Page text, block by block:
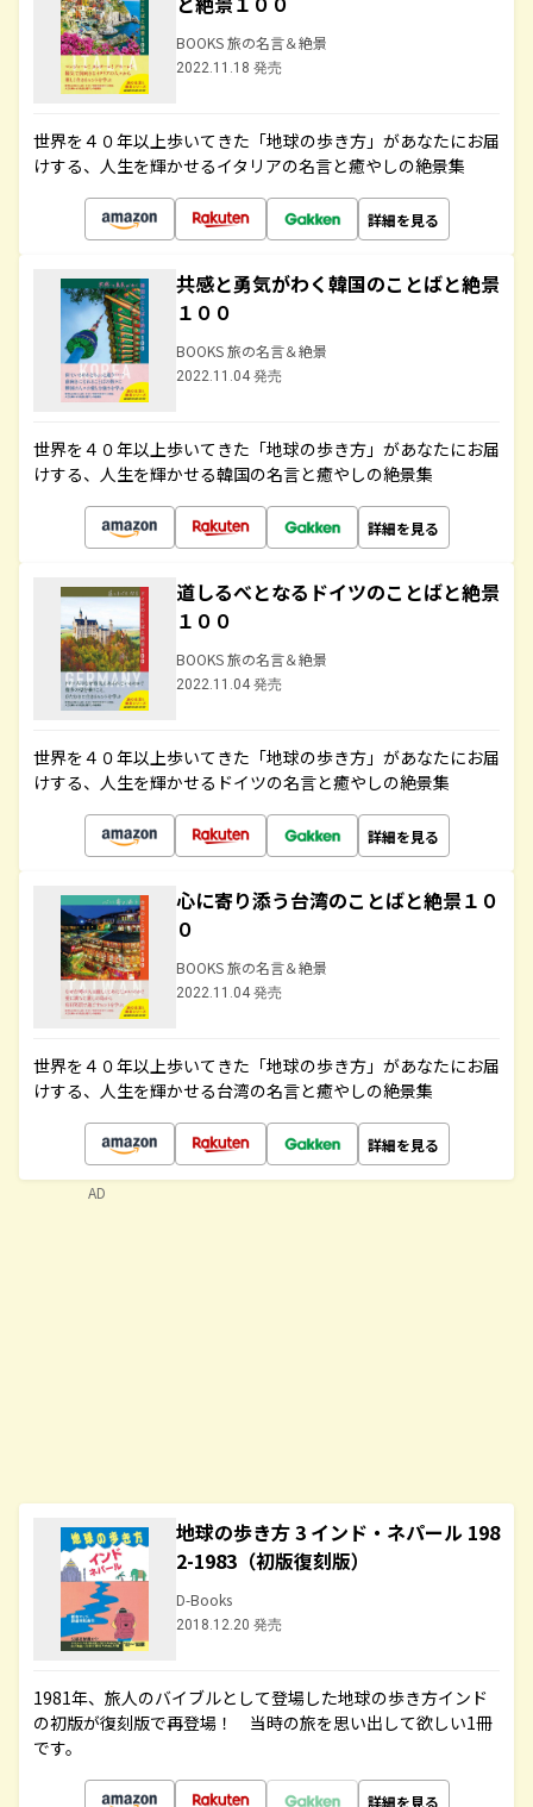
BOOKS 旅の名言＆絶景
2022.11.18 発売
世界を４０年以上歩いてきた「地球の歩き方」があなたにお届
けする、人生を輝かせるイタリアの名言と癒やしの絶景集
詳細を見る
共感と勇気がわく韓国のことばと絶景
１００
BOOKS 旅の名言＆絶景
2022.11.04 発売
世界を４０年以上歩いてきた「地球の歩き方」があなたにお届
けする、人生を輝かせる韓国の名言と癒やしの絶景集
詳細を見る
道しるべとなるドイツのことばと絶景
１００
BOOKS 旅の名言＆絶景
2022.11.04 発売
世界を４０年以上歩いてきた「地球の歩き方」があなたにお届
けする、人生を輝かせるドイツの名言と癒やしの絶景集
詳細を見る
心に寄り添う台湾のことばと絶景１０
０
BOOKS 旅の名言＆絶景
2022.11.04 発売
世界を４０年以上歩いてきた「地球の歩き方」があなたにお届
けする、人生を輝かせる台湾の名言と癒やしの絶景集
詳細を見る
地球の歩き方 3 インド・ネパール 198
2-1983（初版復刻版）
D-Books
2018.12.20 発売
1981年、旅人のバイブルとして登場した地球の歩き方インド
の初版が復刻版で再登場！ 当時の旅を思い出して欲しい1冊
です。
詳細を見る
AD